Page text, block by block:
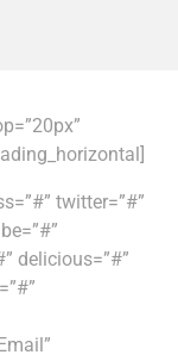
twitter=”#”
delicious=”#”